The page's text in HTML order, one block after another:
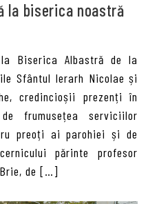
la biserica noastră
Biserica Albastră de la
Sfântul Ierarh Nicolae și
credincioșii prezenți în
frumusețea serviciilor
preoți ai parohiei și de
părinte profesor
de […]